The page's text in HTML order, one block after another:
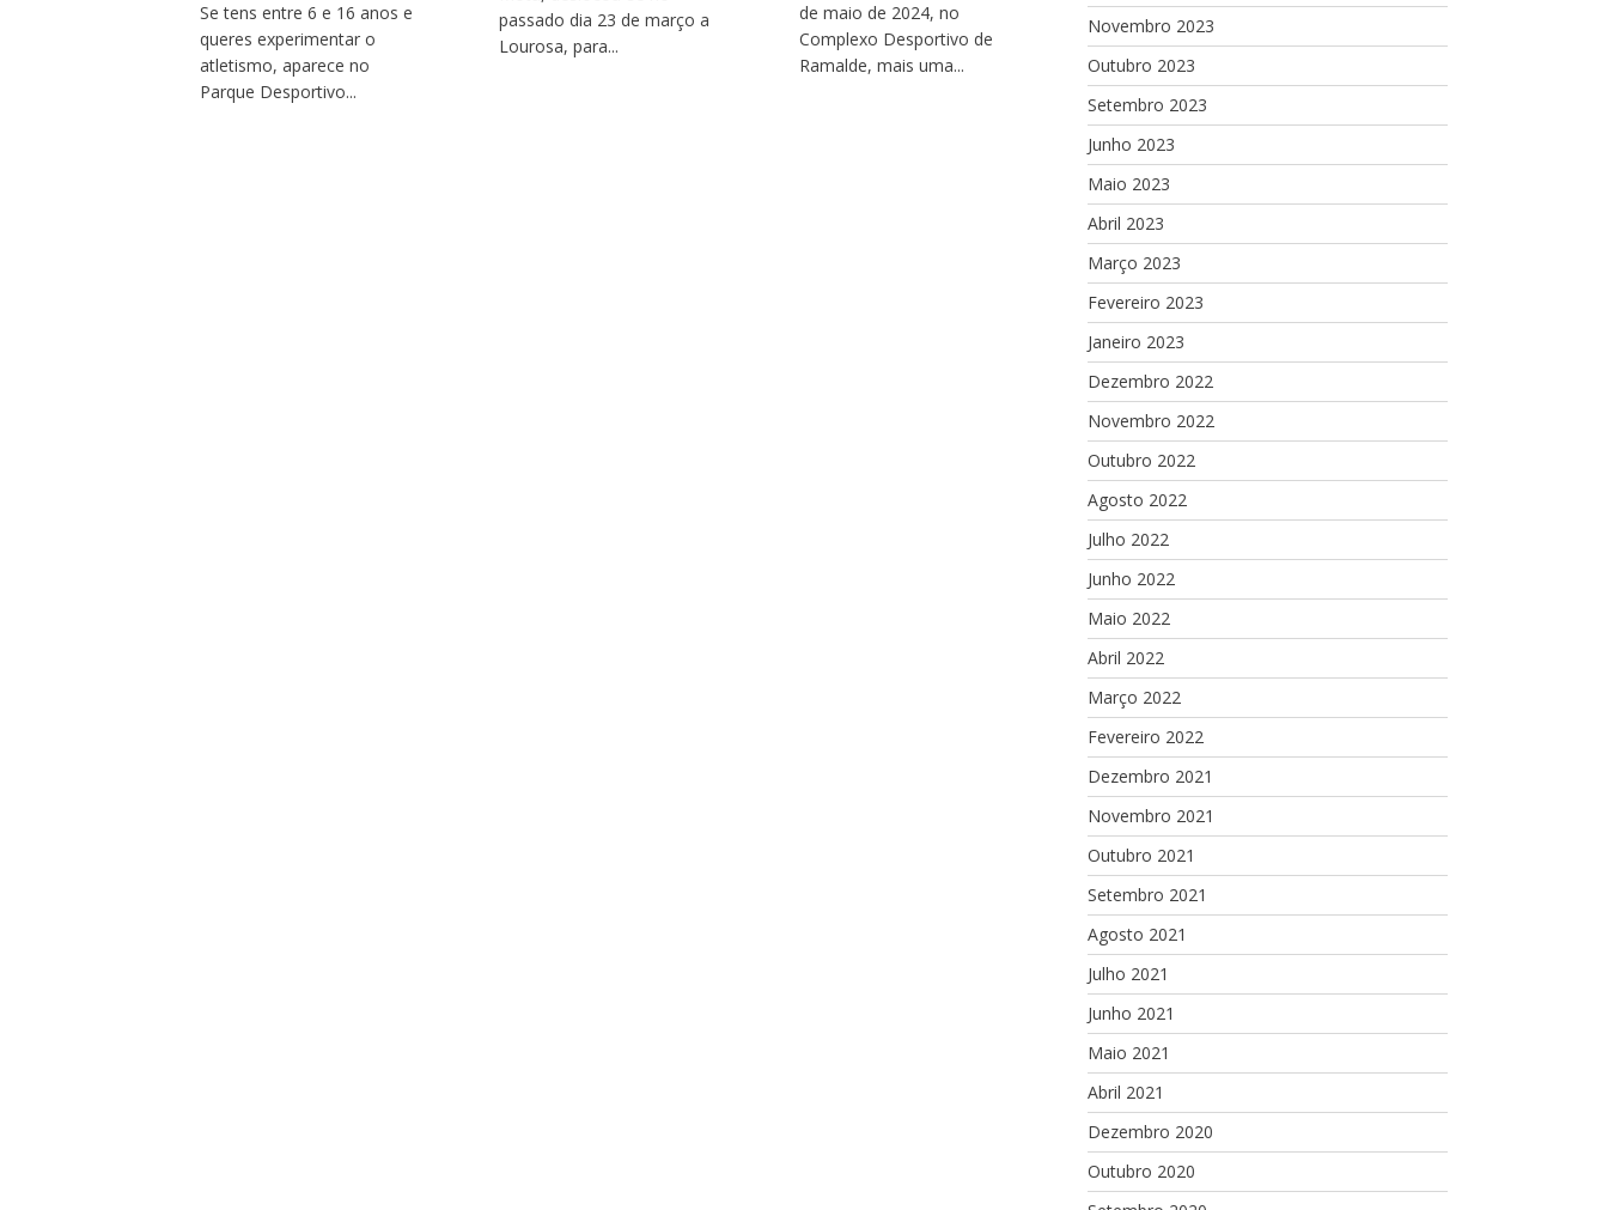
Se tens entre 6 e 16 anos e
queres experimentar o
atletismo, aparece no
Parque Desportivo...
passado dia 23 de março a
Lourosa, para...
de maio de 2024, no
Complexo Desportivo de
Ramalde, mais uma...
Novembro 2023
Outubro 2023
Setembro 2023
Junho 2023
Maio 2023
Abril 2023
Março 2023
Fevereiro 2023
Janeiro 2023
Dezembro 2022
Novembro 2022
Outubro 2022
Agosto 2022
Julho 2022
Junho 2022
Maio 2022
Abril 2022
Março 2022
Fevereiro 2022
Dezembro 2021
Novembro 2021
Outubro 2021
Setembro 2021
Agosto 2021
Julho 2021
Junho 2021
Maio 2021
Abril 2021
Dezembro 2020
Outubro 2020